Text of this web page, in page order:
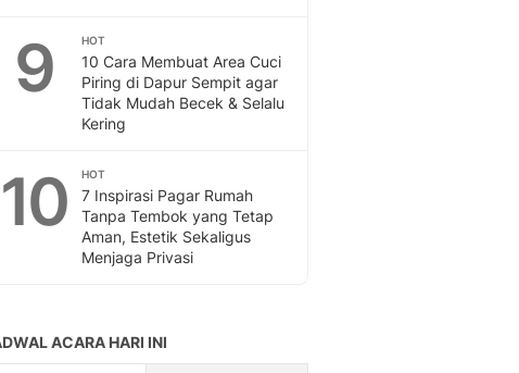
9 HOT
10 Cara Membuat Area Cuci
Piring di Dapur Sempit agar
Tidak Mudah Becek & Selalu
Kering
10 HOT
7 Inspirasi Pagar Rumah
Tanpa Tembok yang Tetap
Aman, Estetik Sekaligus
Menjaga Privasi